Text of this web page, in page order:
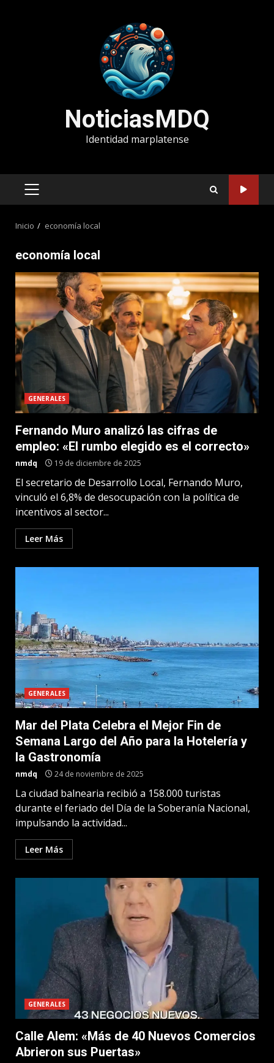
NoticiasMDQ
Identidad marplatense
MENÚ
Inicio economía local
economía local
GENERALES
Fernando Muro analizó las cifras de
empleo: «El rumbo elegido es el correcto»
nmdq 19 de diciembre de 2025
El secretario de Desarrollo Local, Fernando Muro,
vinculó el 6,8% de desocupación con la política de
incentivos al sector...
Leer Más
GENERALES
Mar del Plata Celebra el Mejor Fin de
Semana Largo del Año para la Hotelería y
la Gastronomía
nmdq 24 de noviembre de 2025
La ciudad balnearia recibió a 158.000 turistas
durante el feriado del Día de la Soberanía Nacional,
impulsando la actividad...
Leer Más
GENERALES
Calle Alem: «Más de 40 Nuevos Comercios
Abrieron sus Puertas»